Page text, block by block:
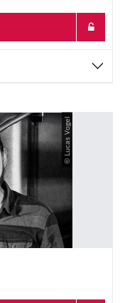
© Lucas Vogel